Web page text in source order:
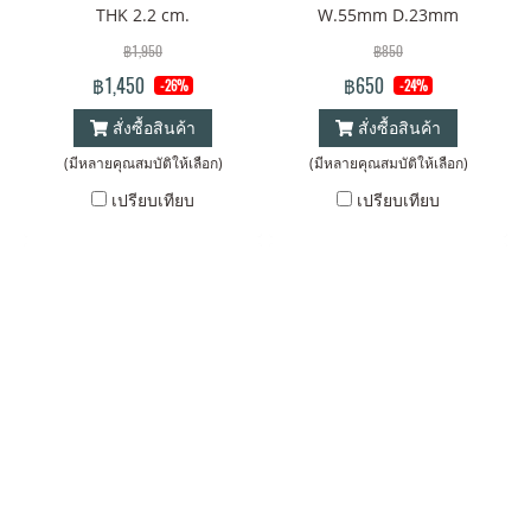
THK 2.2 cm.
฿1,950
฿1,450 -26%
สั่งซื้อสินค้า
(มีหลายคุณสมบัติให้เลือก)
เปรียบเทียบ
W.55mm D.23mm
฿850
฿650 -24%
สั่งซื้อสินค้า
(มีหลายคุณสมบัติให้เลือก)
เปรียบเทียบ